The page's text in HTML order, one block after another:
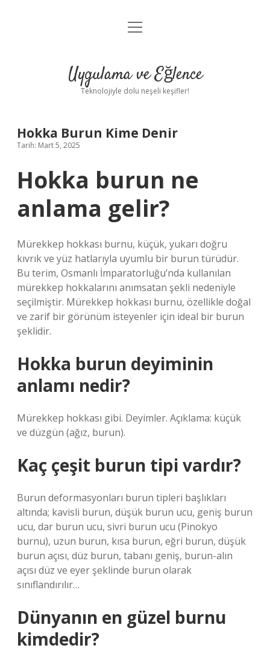
Anasayfa
Yasal Uyarı
menüyü
Uygulama ve Eğlence
Teknolojiyle dolu neşeli keşifler!
Hokka Burun Kime Denir
Tarih: Mart 5, 2025
Hokka burun ne
anlama gelir?
Mürekkep hokkası burnu, küçük, yukarı doğru
kıvrık ve yüz hatlarıyla uyumlu bir burun türüdür.
Bu terim, Osmanlı İmparatorluğu’nda kullanılan
mürekkep hokkalarını anımsatan şekli nedeniyle
seçilmiştir. Mürekkep hokkası burnu, özellikle doğal
ve zarif bir görünüm isteyenler için ideal bir burun
şeklidir.
Hokka burun deyiminin
anlamı nedir?
Mürekkep hokkası gibi. Deyimler. Açıklama: küçük
ve düzgün (ağız, burun).
Kaç çeşit burun tipi vardır?
Burun deformasyonları burun tipleri başlıkları
altında; kavisli burun, düşük burun ucu, geniş burun
ucu, dar burun ucu, sivri burun ucu (Pinokyo
burnu), uzun burun, kısa burun, eğri burun, düşük
burun açısı, düz burun, tabanı geniş, burun-alın
açısı düz ve eyer şeklinde burun olarak
sınıflandırılır…
Dünyanın en güzel burnu
kimdedir?